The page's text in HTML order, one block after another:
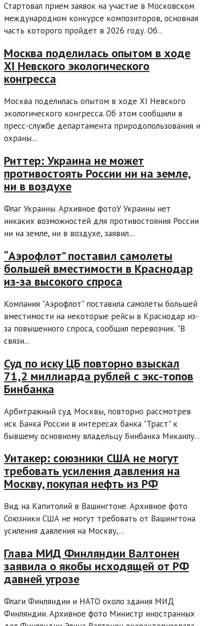
Стартовал прием заявок на участие в Московском
международном конкурсе композиторов, основная
часть которого пройдет в 2026 году. Об...
Москва поделилась опытом в ходе
XI Невского экологического
конгресса
Москва поделилась опытом в ходе XI Невского
экологического конгресса. Об этом сообщили в
пресс-службе департамента природопользования и
охраны...
Риттер: Украина не может
противостоять России ни на земле,
ни в воздухе
Флаг Украины. Архивное фотоУ Украины нет
никаких возможностей для противостояния России
ни на земле, ни в воздухе, заявил...
“Аэрофлот” поставил самолеты
большей вместимости в Краснодар
из-за высокого спроса
Компания "Аэрофлот" поставила самолёты большей
вместимости на некоторые рейсы в Краснодар из-
за повышенного спроса, сообщил перевозчик. "В
связи...
Суд по иску ЦБ повторно взыскал
71,2 миллиарда рублей с экс-топов
Бинбанка
Арбитражный суд Москвы, повторно рассмотрев
иск Банка России в интересах банка "Траст" к
бывшему основному владельцу Бинбанка Микаилу...
Уитакер: союзники США не могут
требовать усиления давления на
Москву, покупая нефть из РФ
Вид на Капитолий в Вашингтоне. Архивное фото
Союзники США не могут требовать от Вашингтона
усиления давления на Москву,...
Глава МИД Финляндии Валтонен
заявила о якобы исходящей от РФ
давней угрозе
Флаги Финляндии и НАТО около здания МИД
Финляндии. Архивное фото Министр иностранных